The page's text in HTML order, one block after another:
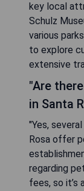
key local
Schulz
various
to explore
extensive
"Are
in Santa
"Yes,
Rosa offer
regarding
fees, so